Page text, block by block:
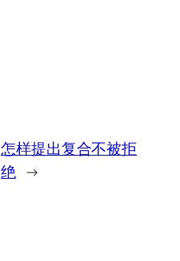
怎样提出复合不被拒
绝 →